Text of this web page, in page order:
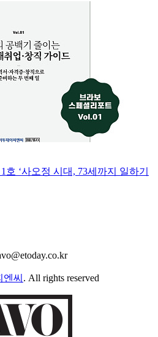
호 ‘사오정 시대, 73세까지 일하기
씨 . All rights reserved